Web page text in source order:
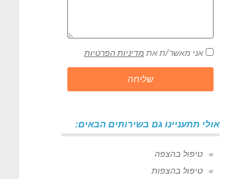
אני מאשר/ת את מדיניות הפרטיות
שליחה
אולי תתעניינו גם בשירותים הבאים:
טיפול בהצפה
טיפול בהצפות